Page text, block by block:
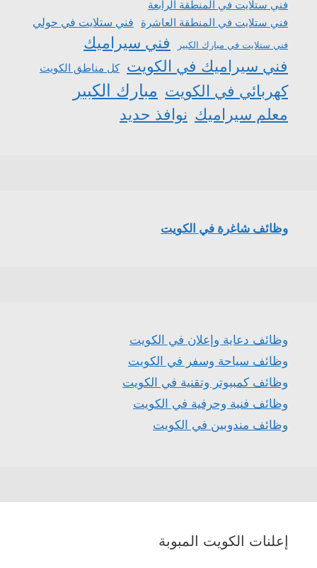
فني ستلايت في المنطقة الرابعة
فني ستلايت في المنطقة العاشرة فني ستلايت في حولي
فني ستلايت في مبارك الكبير
فني سيراميك
فني سيراميك في الكويت
كل مناطق الكويت
كهربائي في الكويت مبارك الكبير
معلم سيراميك نوافذ حديد
وظائف شاغرة في الكويت
وظائف دعاية وإعلان في الكويت
وظائف سياحة وسفر في الكويت
وظائف كمبيوتر وتقنية في الكويت
وظائف فنية وحرفية في الكويت
وظائف مندوبين في الكويت
إعلنات الكويت المبوبة